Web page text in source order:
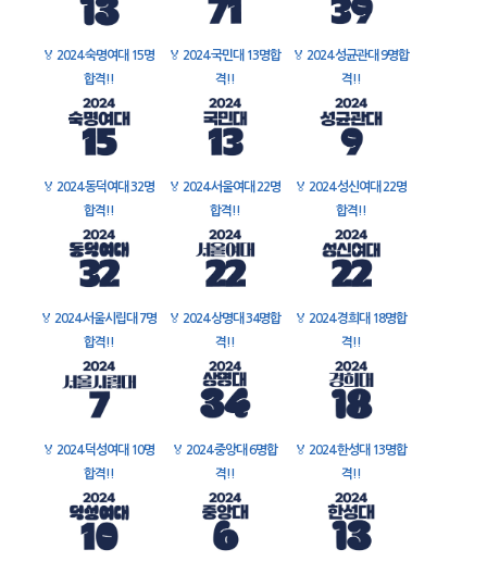
🏅 2024 숙명여대 15명
합격!!
🏅 2024 국민대 13명합
격!!
🏅 2024 성균관대 9명합
격!!
🏅 2024 동덕여대 32명
합격!!
🏅 2024 서울여대 22명
합격!!
🏅 2024 성신여대 22명
합격!!
🏅 2024 서울시립대 7명
합격!!
🏅 2024 상명대 34명합
격!!
🏅 2024 경희대 18명합
격!!
🏅 2024 덕성여대 10명
합격!!
🏅 2024 중앙대 6명합
격!!
🏅 2024 한성대 13명합
격!!